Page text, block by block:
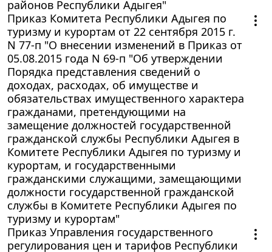
районов Республики Адыгея"
Приказ Комитета Республики Адыгея по
туризму и курортам от 22 сентября 2015 г.
N 77-п "О внесении изменений в Приказ от
05.08.2015 года N 69-п "Об утверждении
Порядка представления сведений о
доходах, расходах, об имуществе и
обязательствах имущественного характера
гражданами, претендующими на
замещение должностей государственной
гражданской службы Республики Адыгея в
Комитете Республики Адыгея по туризму и
курортам, и государственными
гражданскими служащими, замещающими
должности государственной гражданской
службы в Комитете Республики Адыгея по
туризму и курортам"
Приказ Управления государственного
регулирования цен и тарифов Республики